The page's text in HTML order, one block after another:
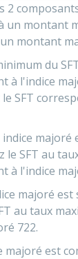
2
un montant
montant
du
à l'indice
SFT
majoré
le SFT au
à l'indice
majoré
au taux
722.
majoré est